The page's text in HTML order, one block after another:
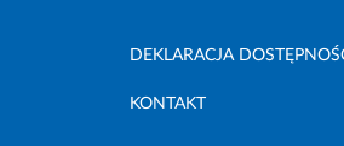
DEKLARACJA
KONTAKT